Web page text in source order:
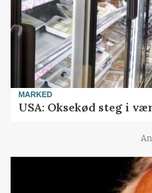
MARKED
USA: Oksekød steg i